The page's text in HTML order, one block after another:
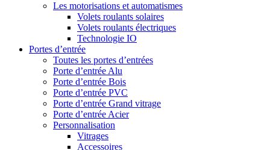
Les motorisations et automatismes
Volets roulants solaires
Volets roulants électriques
Technologie IO
Portes d’entrée
Toutes les portes d’entrées
Porte d’entrée Alu
Porte d’entrée Bois
Porte d’entrée PVC
Porte d’entrée Grand vitrage
Porte d’entrée Acier
Personnalisation
Vitrages
Accessoires